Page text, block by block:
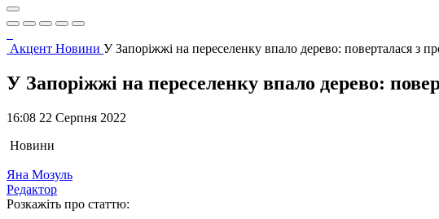
Акцент Новини У Запоріжжі на переселенку впало дерево: поверталася
У Запоріжжі на переселенку впало дерево:
16:08 22 Серпня 2022
Новини
Яна Мозуль
Редактор
Розкажіть про статтю: